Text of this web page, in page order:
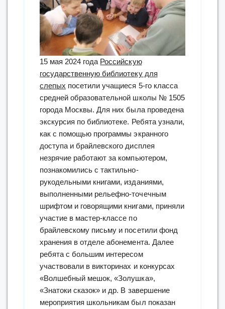
15 мая 2024 года Российскую
государственную библиотеку для
слепых посетили учащиеся 5-го класса
средней образовательной школы № 1505
города Москвы. Для них была проведена
экскурсия по библиотеке. Ребята узнали,
как с помощью программы экранного
доступа и брайлевского дисплея
незрячие работают за компьютером,
познакомились с тактильно-
рукодельными книгами, изданиями,
выполненными рельефно-точечным
шрифтом и говорящими книгами, приняли
участие в мастер-классе по
брайлевскому письму и посетили фонд
хранения в отделе абонемента. Далее
ребята с большим интересом
участвовали в викторинах и конкурсах
«Волшебный мешок, «Золушка»,
«Знатоки сказок» и др. В завершение
мероприятия школьникам был показан